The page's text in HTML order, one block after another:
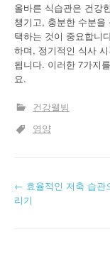
올바른 식습관은 건강
챙기고, 충분한 수분
택하는 것이 중요합니
하며, 정기적인 식사
됩니다. 이러한 7가지
요.
건강웰빙
영양
글
← 효율적인 저축 습관
리기